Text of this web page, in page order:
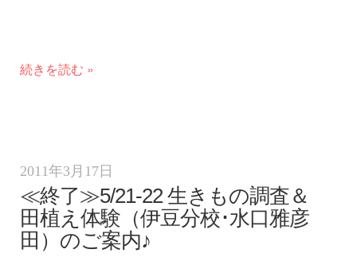
続きを読む »
2011年3月17日
≪終了≫5/21-22 生きもの調査＆
田植え体験（伊豆分校･水口雅彦
田）のご案内♪